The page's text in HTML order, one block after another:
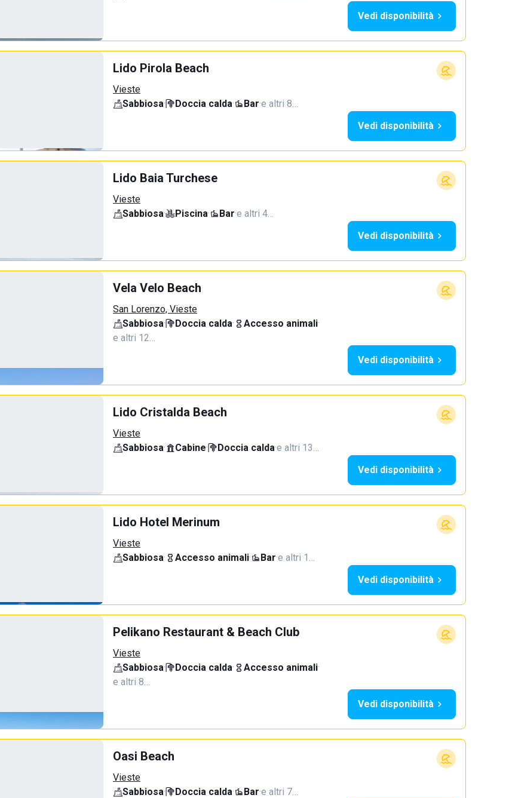
Vedi disponibilità
Lido Pirola Beach
Vieste
Sabbiosa· Doccia calda· Bar·e altri 8…
Vedi disponibilità
Lido Baia Turchese
Vieste
Sabbiosa· Piscina· Bar·e altri 4…
Vedi disponibilità
Vela Velo Beach
San Lorenzo, Vieste
Sabbiosa· Doccia calda· Accesso animali·
e altri 12…
Vedi disponibilità
Lido Cristalda Beach
Vieste
Sabbiosa· Cabine· Doccia calda·e altri 13…
Vedi disponibilità
Lido Hotel Merinum
Vieste
Sabbiosa· Accesso animali· Bar·e altri 1…
Vedi disponibilità
Pelikano Restaurant & Beach Club
Vieste
Sabbiosa· Doccia calda· Accesso animali·
e altri 8…
Vedi disponibilità
Oasi Beach
Vieste
Sabbiosa· Doccia calda· Bar·e altri 7…